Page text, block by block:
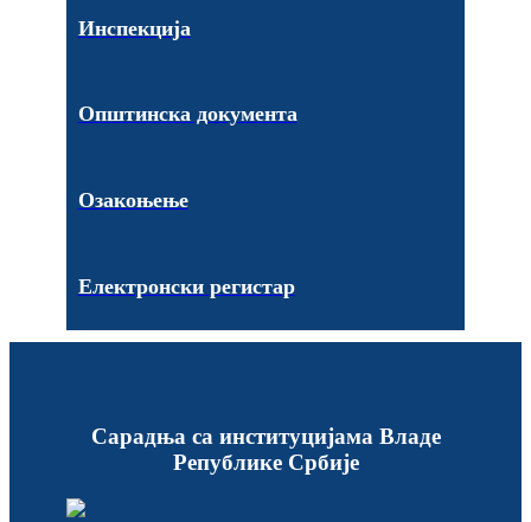
Инспекција
Општинска документа
Озакоњење
Електронски регистар
Сарадња са институцијама Владе
Републике Србије